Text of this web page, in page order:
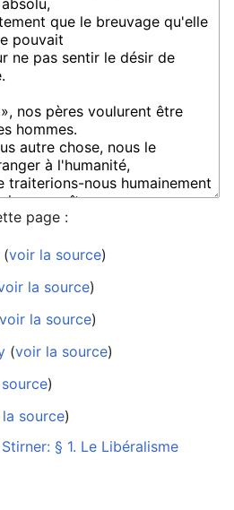
page :
(voir la source)
la source)
voir la source)
(voir la source)
)
source)
§ 1. Le Libéralisme